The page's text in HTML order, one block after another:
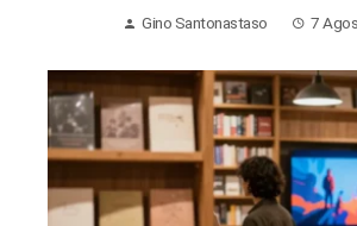
Gino Santonastaso 7